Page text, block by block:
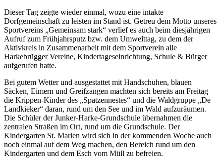
Dieser Tag zeigte wieder einmal, wozu eine intakte
Dorfgemeinschaft zu leisten im Stand ist. Getreu dem Motto unseres
Sportvereins „Gemeinsam stark“ verlief es auch beim diesjährigen
Aufruf zum Frühjahrsputz bzw. dem Umwelttag, zu dem der
Aktivkreis in Zusammenarbeit mit dem Sportverein alle
Harkebrügger Vereine, Kindertageseinrichtung, Schule & Bürger
aufgerufen hatte.
Bei gutem Wetter und ausgestattet mit Handschuhen, blauen
Säcken, Eimern und Greifzangen machten sich bereits am Freitag
die Krippen-Kinder des „Spatzennestes“ und die Waldgruppe „De
Landkieker“ daran, rund um den See und im Wald aufzuräumen.
Die Schüler der Junker-Harke-Grundschule übernahmen die
zentralen Straßen im Ort, rund um die Grundschule. Der
Kindergarten St. Marien wird sich in der kommenden Woche auch
noch einmal auf dem Weg machen, den Bereich rund um den
Kindergarten und dem Esch vom Müll zu befreien.